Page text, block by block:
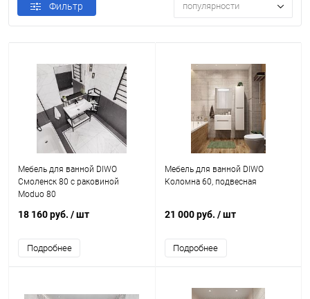
Фильтр популярности
Мебель для ванной DIWO
Смоленск 80 с раковиной
Moduo 80
18 160 руб. / шт
Подробнее
Мебель для ванной DIWO
Коломна 60, подвесная
21 000 руб. / шт
Подробнее